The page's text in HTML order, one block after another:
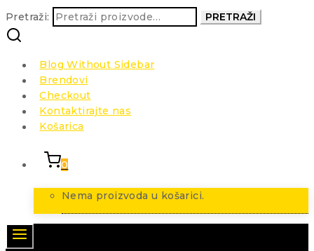
Pretraži: PRETRAŽI
Blog Without Sidebar
Brendovi
Checkout
Kontaktirajte nas
Košarica
0
Nema proizvoda u košarici.